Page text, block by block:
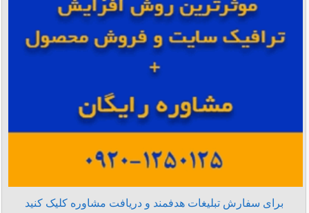
برای سفارش تبلیغات هدفمند و دریافت مشاوره کلیک کنید